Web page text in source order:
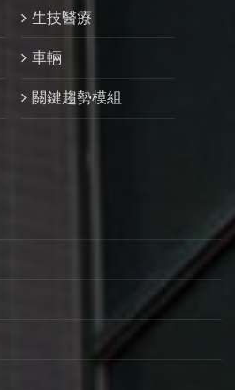
生技醫療
車輛
關鍵趨勢模組